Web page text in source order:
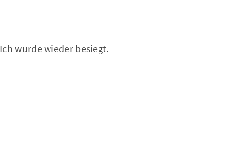
wurde wieder besiegt.